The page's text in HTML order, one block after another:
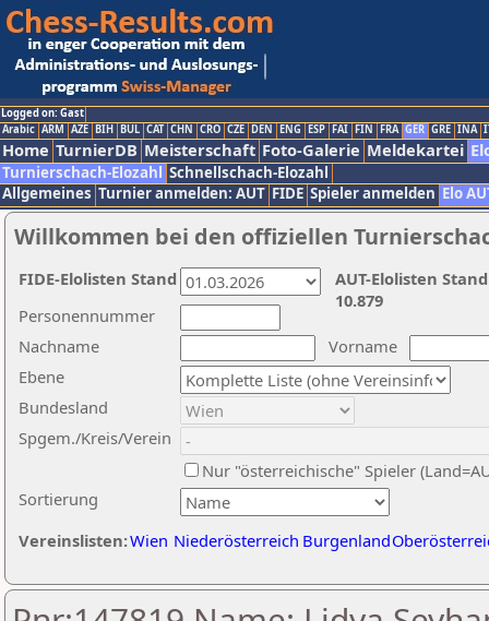
Logged on: Gast
Arabic ARM AZE BIH BUL CAT CHN CRO CZE DEN ENG ESP FAI FIN FRA GER GRE INA
Home TurnierDB Meisterschaft Foto-Galerie Meldekartei
Turnierschach-Elozahl Schnellschach-Elozahl
Allgemeines Turnier anmelden: AUT FIDE Spieler anmelden Elo
Willkommen bei den offiziellen
Nachname
Vorname
Ebene
Sortierung
Personennummer
Bundesland
Spgem./Kreis/Verein
Nur "österreichische" Spieler
Vereinslisten:Wien Niederösterreich Burgenland
AUT-Elolisten
10.879
FIDE-Elolisten Stand